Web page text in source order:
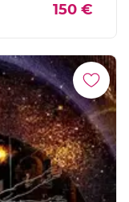
150 €